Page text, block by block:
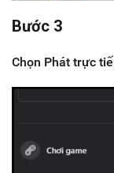
Bước 3
Chọn Phát trực